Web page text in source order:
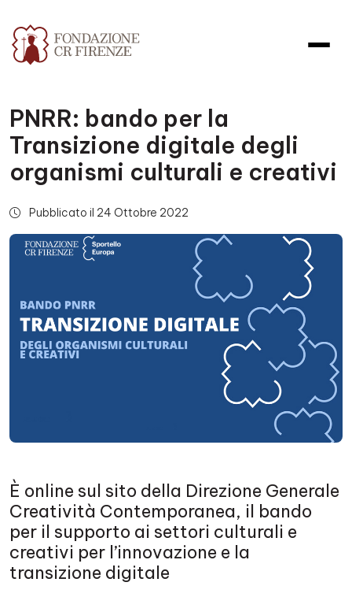
PNRR: bando per la
Transizione digitale degli
organismi culturali e creativi
Pubblicato il 24 Ottobre 2022
È online sul sito della Direzione Generale
Creatività Contemporanea, il bando
per il supporto ai settori culturali e
creativi per l’innovazione e la
transizione digitale